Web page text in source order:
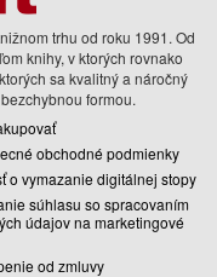
trhu od roku 1991. Od
knihy, v ktorých rovnako
sa kvalitný a náročný
formou.
obchodné podmienky
o vymazanie digitálnej stopy
súhlasu so spracovaním
údajov na marketingové
od zmluvy